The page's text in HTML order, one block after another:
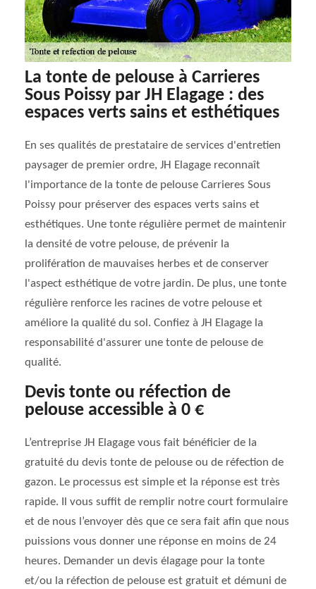
La tonte de pelouse à Carrieres
Sous Poissy par JH Elagage : des
espaces verts sains et esthétiques
En ses qualités de prestataire de services d'entretien
paysager de premier ordre, JH Elagage reconnaît
l'importance de la tonte de pelouse Carrieres Sous
Poissy pour préserver des espaces verts sains et
esthétiques. Une tonte régulière permet de maintenir
la densité de votre pelouse, de prévenir la
prolifération de mauvaises herbes et de conserver
l'aspect esthétique de votre jardin. De plus, une tonte
régulière renforce les racines de votre pelouse et
améliore la qualité du sol. Confiez à JH Elagage la
responsabilité d'assurer une tonte de pelouse de
qualité.
Devis tonte ou réfection de
pelouse accessible à 0 €
L’entreprise JH Elagage vous fait bénéficier de la
gratuité du devis tonte de pelouse ou de réfection de
gazon. Le processus est simple et la réponse est très
rapide. Il vous suffit de remplir notre court formulaire
et de nous l’envoyer dès que ce sera fait afin que nous
puissions vous donner une réponse en moins de 24
heures. Demander un devis élagage pour la tonte
et/ou la réfection de pelouse est gratuit et démuni de